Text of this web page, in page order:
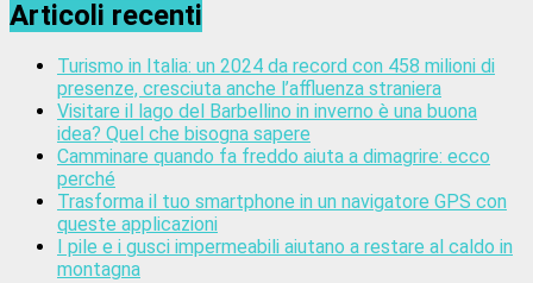
Articoli recenti
Turismo in Italia: un 2024 da record con 458 milioni di
presenze, cresciuta anche l’affluenza straniera
Visitare il lago del Barbellino in inverno è una buona
idea? Quel che bisogna sapere
Camminare quando fa freddo aiuta a dimagrire: ecco
perché
Trasforma il tuo smartphone in un navigatore GPS con
queste applicazioni
I pile e i gusci impermeabili aiutano a restare al caldo in
montagna